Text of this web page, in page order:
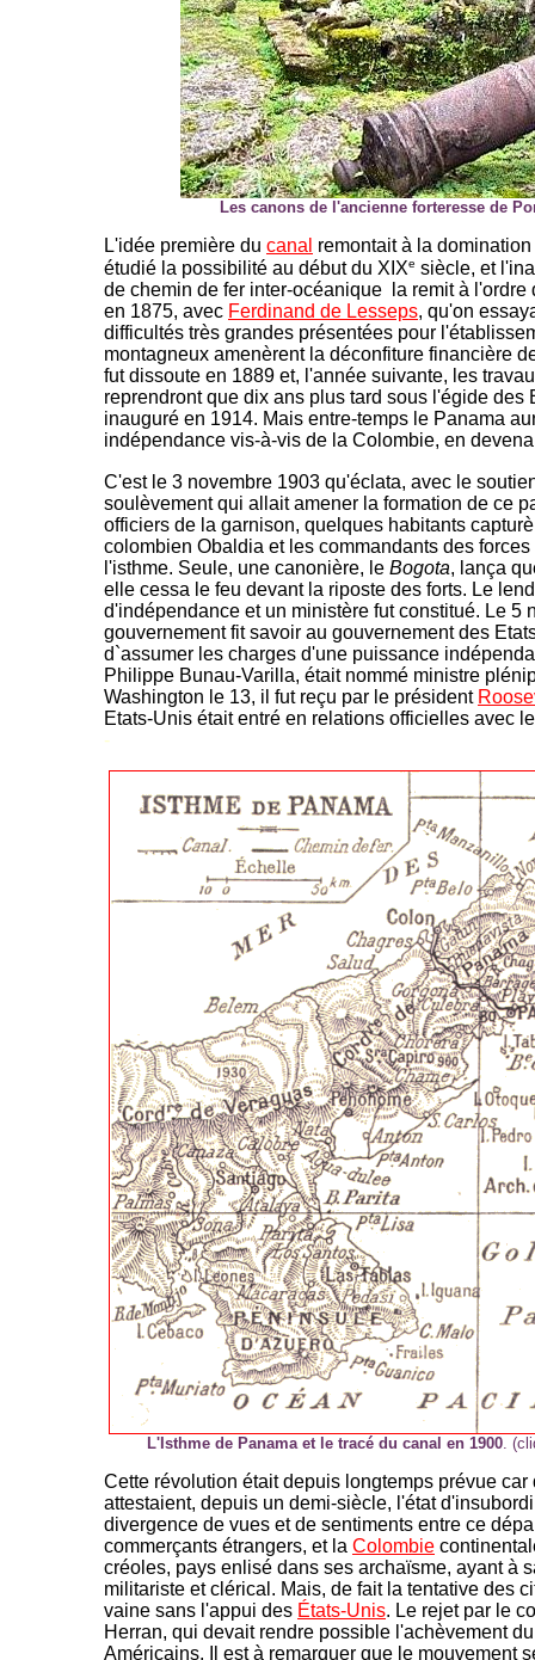
Les canons de l'ancienne forteresse de
L'idée première du canal remontait à la
étudié la possibilité au début du XIXe siècle, et
de chemin de fer inter-océanique la remit à l'ordre
en 1875, avec Ferdinand de Lesseps, qu'on
difficultés très grandes présentées pour
montagneux amenèrent la déconfiture financière
fut dissoute en 1889 et, l'année suivante, les
reprendront que dix ans plus tard sous l'égide des
inauguré en 1914. Mais entre-temps le Panama
indépendance vis-à-vis de la Colombie, en
C'est le 3 novembre 1903 qu'éclata, avec le
soulèvement qui allait amener la formation de ce
officiers de la garnison, quelques habitants
colombien Obaldia et les commandants des
l'isthme. Seule, une canonière, le Bogota, lança
elle cessa le feu devant la riposte des forts. Le
d'indépendance et un ministère fut constitué. Le 5
gouvernement fit savoir au gouvernement des
d`assumer les charges d'une puissance
Philippe Bunau-Varilla, était nommé ministre
Washington le 13, il fut reçu par le président
Etats-Unis était entré en relations officielles avec
-
L'Isthme de Panama et le tracé du canal en 1900.
Cette révolution était depuis longtemps prévue
attestaient, depuis un demi-siècle, l'état
divergence de vues et de sentiments entre ce
commerçants étrangers, et la Colombie
créoles, pays enlisé dans ses archaïsme, ayant à
militariste et clérical. Mais, de fait la tentative des
vaine sans l'appui des États-Unis. Le rejet par le
Herran, qui devait rendre possible l'achèvement
Américains. Il est à remarquer que le mouvement